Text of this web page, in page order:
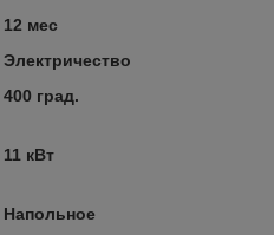
12 мес
Электричество
400 град.
11 кВт
Напольное